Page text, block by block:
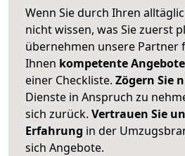
Wenn Sie durch Ihren
nicht wissen, was Sie zuerst
übernehmen unsere Partner
Ihnen kompetente Angebote
einer Checkliste. Zögern Sie
Dienste in Anspruch zu
sich zurück. Vertrauen Sie
Erfahrung in der
sich Angebote.